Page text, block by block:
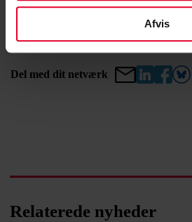
Afvis
Mindevæg for de faldne i Mykolaiv. Privatfoto.
Del med dit netværk
Relaterede nyheder